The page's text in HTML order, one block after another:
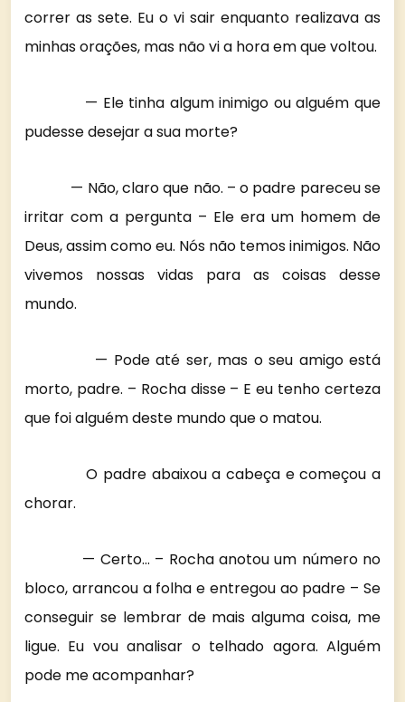
correr as sete. Eu o vi sair enquanto realizava as
minhas orações, mas não vi a hora em que voltou.
— Ele tinha algum inimigo ou alguém que
pudesse desejar a sua morte?
— Não, claro que não. – o padre pareceu se
irritar com a pergunta – Ele era um homem de
Deus, assim como eu. Nós não temos inimigos. Não
vivemos nossas vidas para as coisas desse
mundo.
— Pode até ser, mas o seu amigo está
morto, padre. – Rocha disse – E eu tenho certeza
que foi alguém deste mundo que o matou.
O padre abaixou a cabeça e começou a
chorar.
— Certo… – Rocha anotou um número no
bloco, arrancou a folha e entregou ao padre – Se
conseguir se lembrar de mais alguma coisa, me
ligue. Eu vou analisar o telhado agora. Alguém
pode me acompanhar?